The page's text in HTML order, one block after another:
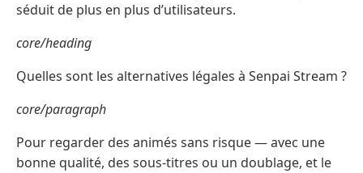
séduit de plus en plus d’utilisateurs.
core/heading
Quelles sont les alternatives légales à Senpai Stream ?
core/paragraph
Pour regarder des animés sans risque — avec une
bonne qualité, des sous-titres ou un doublage, et le